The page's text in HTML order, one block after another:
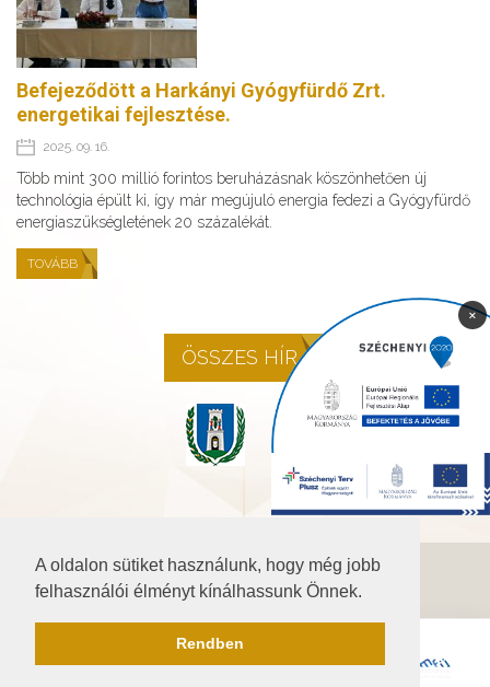
A oldalon sütiket használunk, hogy még jobb
felhasználói élményt kínálhassunk Önnek.
Rendben
Befejeződött a Harkányi Gyógyfürdő Zrt.
energetikai fejlesztése.
2025. 09. 16.
Több mint 300 millió forintos beruházásnak köszönhetően új
technológia épült ki, így már megújuló energia fedezi a Gyógyfürdő
energiaszükségletének 20 százalékát.
TOVÁBB
ÖSSZES HÍR
©2026 Baranya.hu
Akadálymentesítési nyilatkozat
×